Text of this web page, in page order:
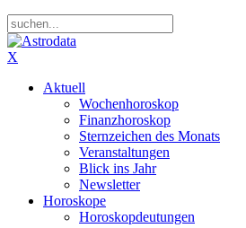
X
Aktuell
Wochenhoroskop
Finanzhoroskop
Sternzeichen des Monats
Veranstaltungen
Blick ins Jahr
Newsletter
Horoskope
Horoskopdeutungen